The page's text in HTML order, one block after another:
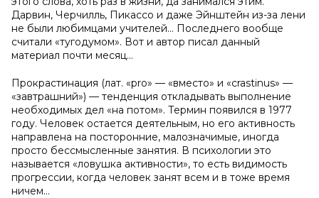
Дарвин, Черчилль, Пикассо и даже Эйнштейн из-за лени
не были любимцами учителей... Последнего вообще
считали «тугодумом». Вот и автор писал данный
материал почти месяц...
Прокрастинация (лат. «pro» — «вместо» и «crastinus» —
«завтрашний») — тенденция откладывать выполнение
необходимых дел «на потом». Термин появился в 1977
году. Человек остается деятельным, но его активность
направлена на посторонние, малозначимые, иногда
просто бессмысленные занятия. В психологии это
называется «ловушка активности», то есть видимость
прогрессии, когда человек занят всем и в тоже время
ничем...